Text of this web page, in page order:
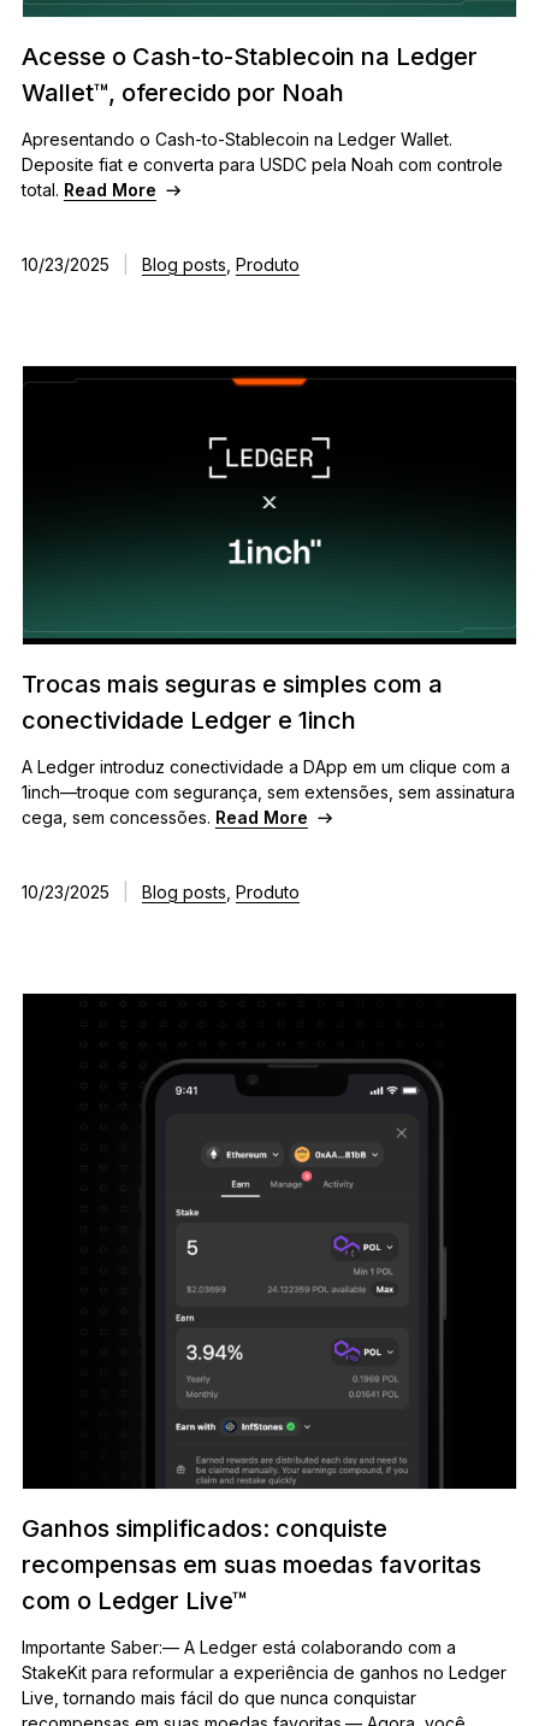
Acesse o Cash-to-Stablecoin na Ledger
Wallet™, oferecido por Noah
Apresentando o Cash-to-Stablecoin na Ledger Wallet.
Deposite fiat e converta para USDC pela Noah com controle
total. Read More
10/23/2025 Blog posts Produto
Trocas mais seguras e simples com a
conectividade Ledger e 1inch
A Ledger introduz conectividade a DApp em um clique com a
1inch—troque com segurança, sem extensões, sem assinatura
cega, sem concessões. Read More
10/23/2025 Blog posts Produto
Ganhos simplificados: conquiste
recompensas em suas moedas favoritas
com o Ledger Live™
Importante Saber:— A Ledger está colaborando com a
StakeKit para reformular a experiência de ganhos no Ledger
Live, tornando mais fácil do que nunca conquistar